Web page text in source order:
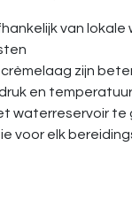
van
zijn
en
waterreservoir te
voor elk